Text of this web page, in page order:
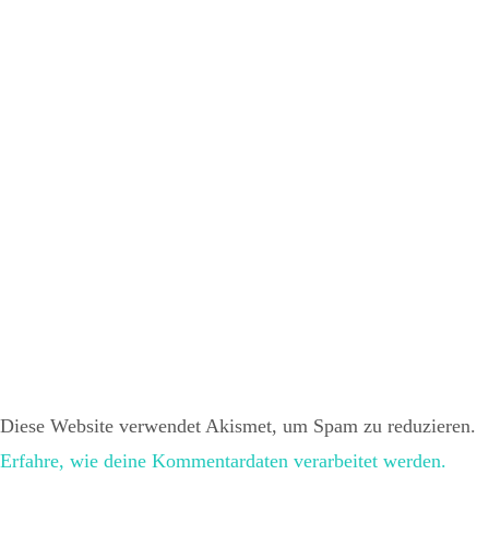
Diese Website verwendet Akismet, um Spam zu reduzieren.
Erfahre, wie deine Kommentardaten verarbeitet werden.